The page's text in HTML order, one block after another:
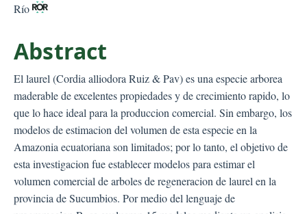
Río
Abstract
El laurel (Cordia alliodora Ruiz & Pav) es una especie arborea
maderable de excelentes propiedades y de crecimiento rapido, lo
que lo hace ideal para la produccion comercial. Sin embargo, los
modelos de estimacion del volumen de esta especie en la
Amazonia ecuatoriana son limitados; por lo tanto, el objetivo de
esta investigacion fue establecer modelos para estimar el
volumen comercial de arboles de regeneracion de laurel en la
provincia de Sucumbios. Por medio del lenguaje de